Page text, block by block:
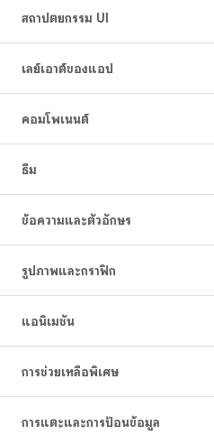
สถาปัตยกรรม UI
เลย์เอาต์ของแอป
คอมโพเนนต์
ธีม
ข้อความและตัวอักษร
รูปภาพและกราฟิก
แอนิเมชัน
การช่วยเหลือพิเศษ
การแตะและการป้อนข้อมูล